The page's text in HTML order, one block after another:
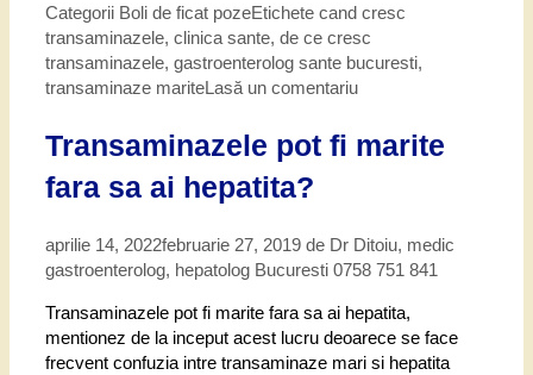
Categorii Boli de ficat pozeEtichete cand cresc
transaminazele, clinica sante, de ce cresc
transaminazele, gastroenterolog sante bucuresti,
transaminaze mariteLasă un comentariu
Transaminazele pot fi marite
fara sa ai hepatita?
aprilie 14, 2022februarie 27, 2019 de Dr Ditoiu, medic
gastroenterolog, hepatolog Bucuresti 0758 751 841
Transaminazele pot fi marite fara sa ai hepatita,
mentionez de la inceput acest lucru deoarece se face
frecvent confuzia intre transaminaze mari si hepatita